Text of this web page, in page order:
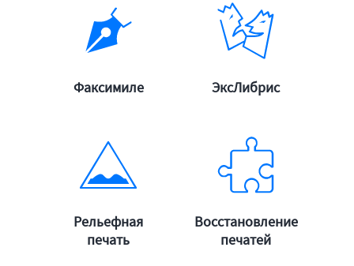
Факсимиле ЭксЛибрис
Рельефная
печать
подробнее
Восстановление
печатей
подробнее